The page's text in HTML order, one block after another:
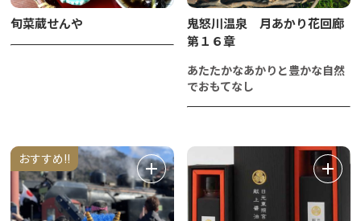
旬菜蔵せんや
鬼怒川温泉 月あかり花回廊
第１６章
あたたかなあかりと豊かな自然
でおもてなし
おすすめ!!